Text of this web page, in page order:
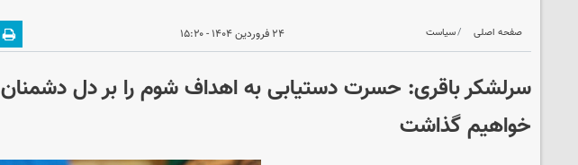
صفحه اصلی سیاست ۲۴ فروردین ۱۴۰۴ - ۱۵:۲۰
سرلشکر باقری: حسرت دستیابی به اهداف شوم را بر دل دشمنان
خواهیم گذاشت